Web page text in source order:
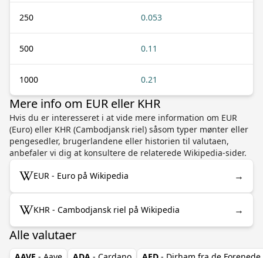
250 0.053
500 0.11
1000 0.21
Mere info om EUR eller KHR
Hvis du er interesseret i at vide mere information om EUR
(Euro) eller KHR (Cambodjansk riel) såsom typer mønter eller
pengesedler, brugerlandene eller historien til valutaen,
anbefaler vi dig at konsultere de relaterede Wikipedia-sider.
EUR - Euro på Wikipedia →
KHR - Cambodjansk riel på Wikipedia →
Alle valutaer